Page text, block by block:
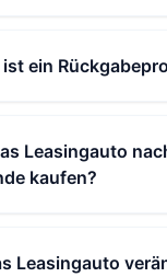
ist ein
Leasingauto
kaufen?
Leasingauto